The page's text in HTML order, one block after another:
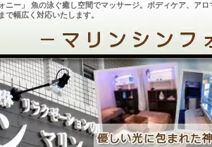
」 魚の泳ぐ癒し空間でマッサージ。ボディケア、アロ
幅広く対応いたします。